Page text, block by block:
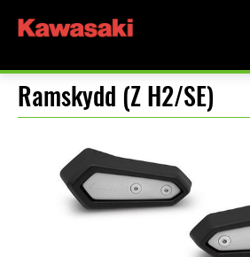
Ramskydd (Z H2/SE)